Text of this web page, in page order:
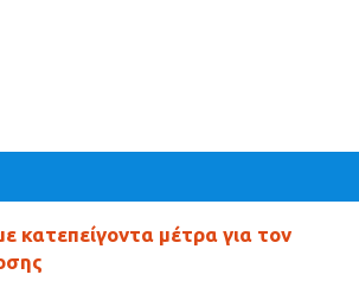
κατεπείγοντα μέτρα για τον